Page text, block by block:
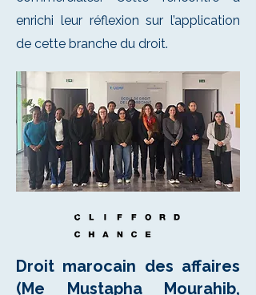
enrichi leur réflexion sur l’application
de cette branche du droit.
Droit marocain des affaires
(Me Mustapha Mourahib,